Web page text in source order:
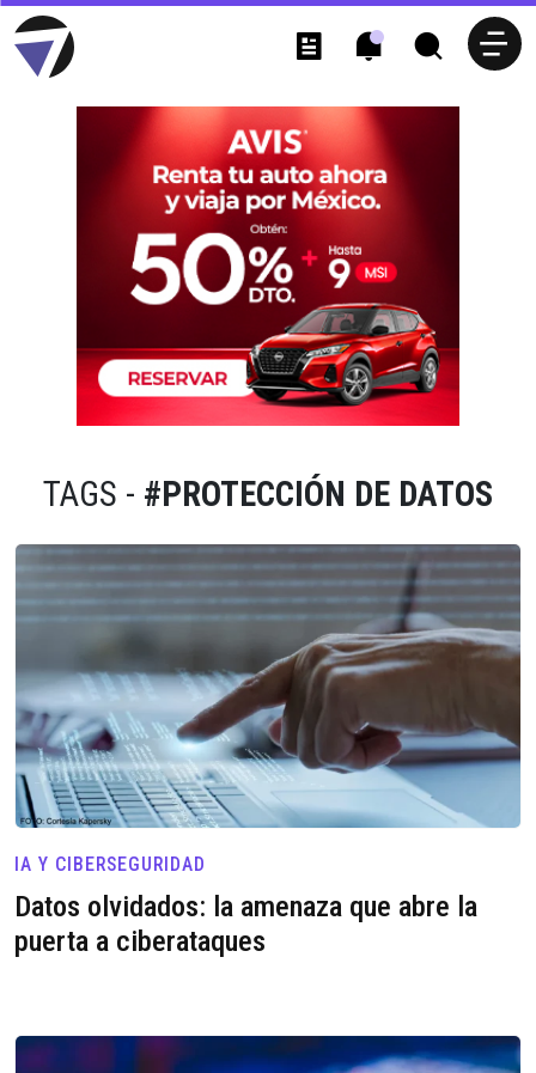
TAGS - #PROTECCIÓN DE DATOS
IA Y CIBERSEGURIDAD
Datos olvidados: la amenaza que abre la
puerta a ciberataques